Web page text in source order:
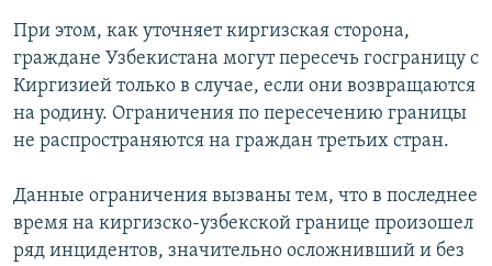
При этом, как уточняет киргизская сторона,
граждане Узбекистана могут пересечь госграницу с
Киргизией только в случае, если они возвращаются
на родину. Ограничения по пересечению границы
не распространяются на граждан третьих стран.
Данные ограничения вызваны тем, что в последнее
время на киргизско-узбекской границе произошел
ряд инцидентов, значительно осложнивший и без